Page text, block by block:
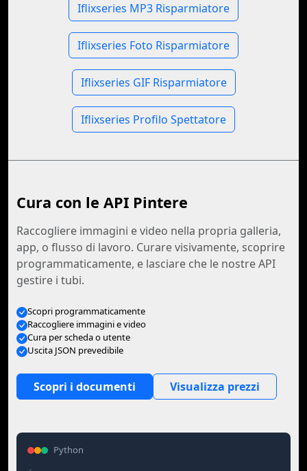
Iflixseries MP3 Risparmiatore
Iflixseries Foto Risparmiatore
Iflixseries GIF Risparmiatore
Iflixseries Profilo Spettatore
Cura con le API Pintere
Raccogliere immagini e video nella propria galleria,
app, o flusso di lavoro. Curare visivamente, scoprire
programmaticamente, e lasciare che le nostre API
gestire i tubi.
Scopri programmaticamente
Raccogliere immagini e video
Cura per scheda o utente
Uscita JSON prevedibile
Scopri i documenti Visualizza prezzi
Python